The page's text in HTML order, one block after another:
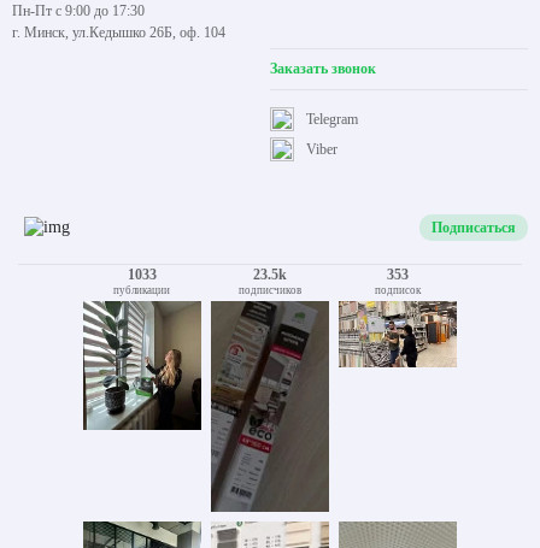
Пн-Пт с 9:00 до 17:30
г. Минск, ул.Кедышко 26Б, оф. 104
Заказать звонок
Viber
Telegram
Подписаться
1033
публикации
23.5k
подписчиков
353
подписок